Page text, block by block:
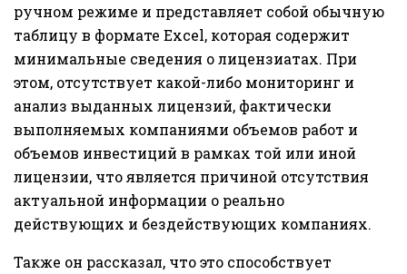
ручном режиме и представляет собой обычную
таблицу в формате Excel, которая содержит
минимальные сведения о лицензиатах. При
этом, отсутствует какой-либо мониторинг и
анализ выданных лицензий, фактически
выполняемых компаниями объемов работ и
объемов инвестиций в рамках той или иной
лицензии, что является причиной отсутствия
актуальной информации о реально
действующих и бездействующих компаниях.
Также он рассказал, что это способствует